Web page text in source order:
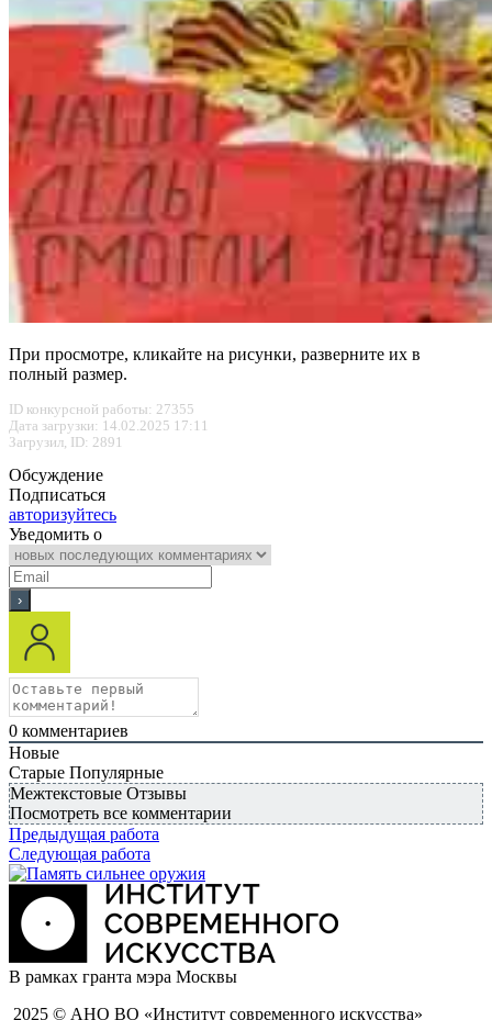
При просмотре, кликайте на рисунки, разверните их в
полный размер.
ID конкурсной работы: 27355
Дата загрузки: 14.02.2025 17:11
Загрузил, ID: 2891
Обсуждение
Подписаться
авторизуйтесь
Уведомить о
0 комментариев
Новые
Старые Популярные
Межтекстовые Отзывы
Посмотреть все комментарии
Предыдущая работа
Следующая работа
В рамках гранта мэра Москвы
2025 © АНО ВО «Институт современного искусства»